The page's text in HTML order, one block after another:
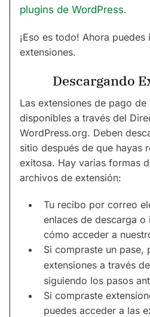
plugins de WordPress.
¡Eso es todo! Ahora
extensiones.
Descargando
Las extensiones de pago de
disponibles a través del
WordPress.org. Deben
sitio después de que hayas
exitosa. Hay varias formas
archivos de extensión:
Tu recibo por correo
enlaces de descarga
cómo acceder a
Si compraste un pase,
extensiones a través de
siguiendo los pasos
Si compraste
puedes acceder a las